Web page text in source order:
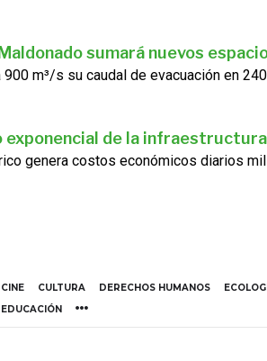
sumará nuevos
900 m³/s su caudal de evacuación en
de la infraestructura
genera costos económicos diarios
CINE CULTURA DERECHOS HUMANOS
EDUCACIÓN